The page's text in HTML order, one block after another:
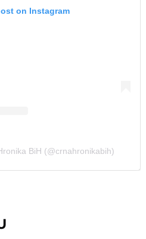
on Instagram
BiH (@crnahronikabih)